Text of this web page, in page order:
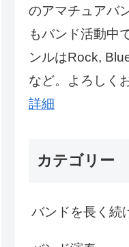
のアマチュアバ
もバンド活動中
ンルはRock,
など。よろしく
詳細
カテゴリー
バンドを長く続